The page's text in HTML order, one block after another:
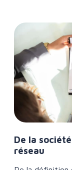
De la
réseau